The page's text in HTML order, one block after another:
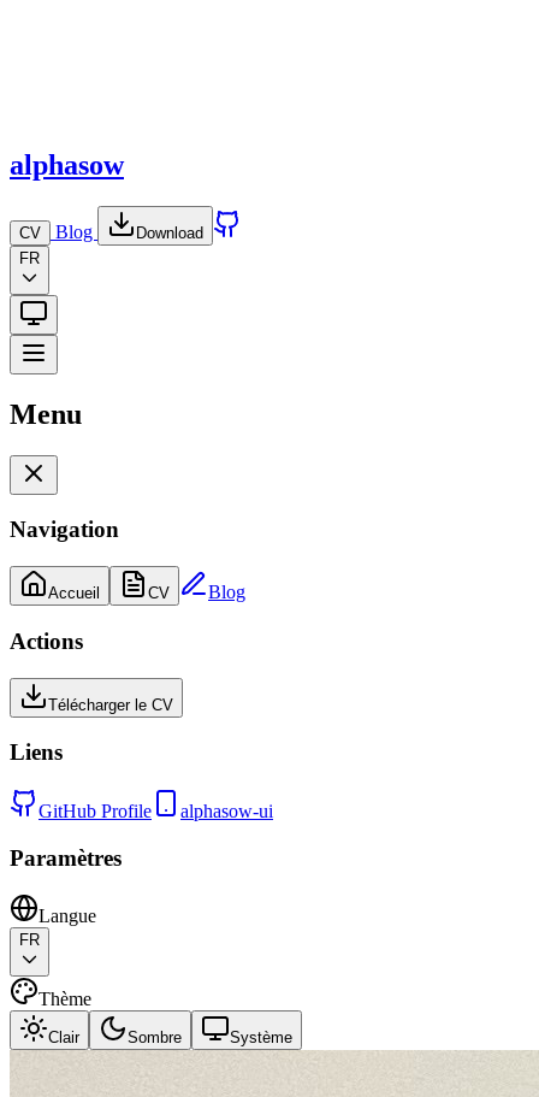
alphasow
CV Blog
Download
FR
Menu
Navigation
Accueil CV Blog
Actions
Télécharger le CV
Liens
GitHub Profile alphasow-ui
Paramètres
Langue
FR
Thème
Clair Sombre Système